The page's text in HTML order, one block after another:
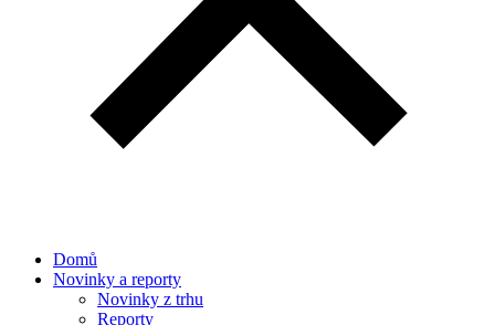
Domů
Novinky a reporty
Novinky z trhu
Reporty